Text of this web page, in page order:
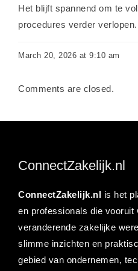
Het blijft spannend om te
procedures verder verlopen.
March 20, 2026 at 9:10 am
Comments are closed.
ConnectZakelijk.nl
ConnectZakelijk.nl is het
en professionals die vooruit
veranderende zakelijke
slimme inzichten en
gebied van ondernemen,